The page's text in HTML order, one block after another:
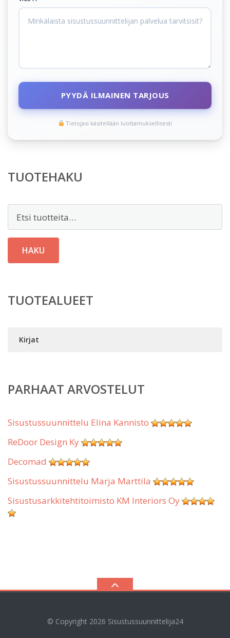
PYYDÄ ILMAINEN TARJOUS
Tietojasi käsitellään luottamuksellisesti
TUOTEHAKU
HAKU
TUOTEALUEET
Kirjat
PARHAAT ARVOSTELUT
Sisustussuunnittelu Elina Kannisto
ReDoor Design Ky
Decomad
Sisustussuunnittelu Marja Marttila
Sisustusarkkitehtitoimisto KM Interiors Oy
© Copyright 2026 Sisustussuunnittelija24